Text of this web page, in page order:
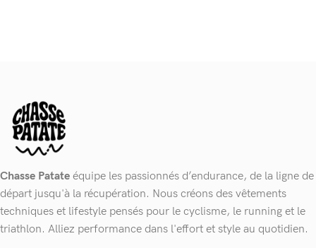
Chasse Patate équipe les passionnés d’endurance, de la ligne de
départ jusqu'à la récupération. Nous créons des vêtements
techniques et lifestyle pensés pour le cyclisme, le running et le
triathlon. Alliez performance dans l'effort et style au quotidien.